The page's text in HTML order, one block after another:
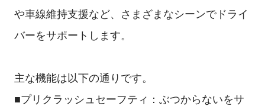
や車線維持支援など、さまざまなシーンでドライ
バーをサポートします。
主な機能は以下の通りです。
■プリクラッシュセーフティ：ぶつからないをサ